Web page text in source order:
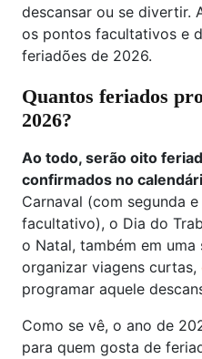
descansar ou se divertir.
os pontos facultativos e
feriadões de 2026.
Quantos feriados
2026?
Ao todo, serão oito
confirmados no
Carnaval (com segunda
facultativo), o Dia do
o Natal, também em uma
organizar viagens curtas,
programar aquele
Como se vê, o ano de
para quem gosta de